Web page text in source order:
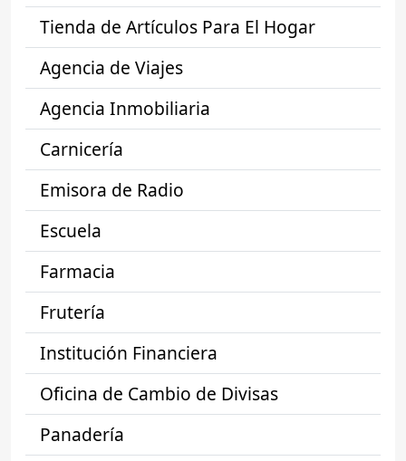
Tienda de Artículos Para El Hogar
Agencia de Viajes
Agencia Inmobiliaria
Carnicería
Emisora de Radio
Escuela
Farmacia
Frutería
Institución Financiera
Oficina de Cambio de Divisas
Panadería